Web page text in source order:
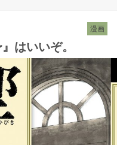
漫画
はいいぞ。